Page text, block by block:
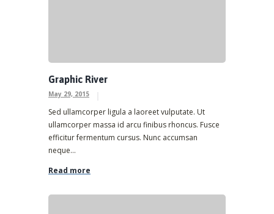
Graphic River
May 29, 2015
Sed ullamcorper ligula a laoreet vulputate. Ut
ullamcorper massa id arcu finibus rhoncus. Fusce
efficitur fermentum cursus. Nunc accumsan
neque...
Read more